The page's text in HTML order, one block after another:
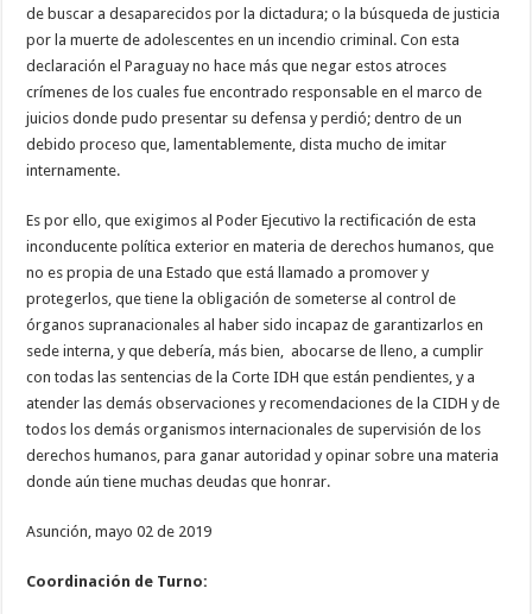
de buscar a desaparecidos por la dictadura; o la búsqueda de justicia
por la muerte de adolescentes en un incendio criminal. Con esta
declaración el Paraguay no hace más que negar estos atroces
crímenes de los cuales fue encontrado responsable en el marco de
juicios donde pudo presentar su defensa y perdió; dentro de un
debido proceso que, lamentablemente, dista mucho de imitar
internamente.
Es por ello, que exigimos al Poder Ejecutivo la rectificación de esta
inconducente política exterior en materia de derechos humanos, que
no es propia de una Estado que está llamado a promover y
protegerlos, que tiene la obligación de someterse al control de
órganos supranacionales al haber sido incapaz de garantizarlos en
sede interna, y que debería, más bien, abocarse de lleno, a cumplir
con todas las sentencias de la Corte IDH que están pendientes, y a
atender las demás observaciones y recomendaciones de la CIDH y de
todos los demás organismos internacionales de supervisión de los
derechos humanos, para ganar autoridad y opinar sobre una materia
donde aún tiene muchas deudas que honrar.
Asunción, mayo 02 de 2019
Coordinación de Turno: